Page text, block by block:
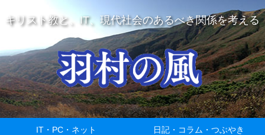
キリスト教と、IT、現代社会のあるべき関係を考える
IT・PC・ネット 日記・コラム・つぶやき